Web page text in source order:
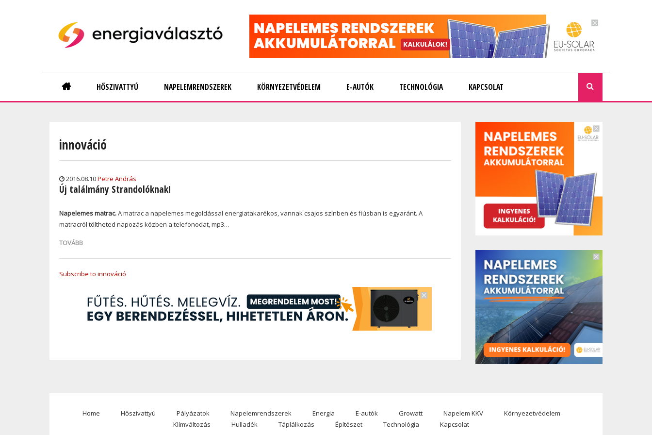
Main
navigation
HŐSZIVATTYÚ NAPELEMRENDSZEREK KÖRNYEZETVÉDELEM E-AUTÓK TECHNOLÓGIA KAPCSOLAT
innováció
2016.08.10Petre András
Új találmány Strandolóknak!
Napelemes matrac.A matrac a napelemes megoldással energiatakarékos, vannak csajos színben és fiúsban is egyaránt. A
matracról töltheted napozás közben a telefonodat, mp3…
TOVÁBB
Subscribe to innováció
Home Hőszivattyú Pályázatok Napelemrendszerek Energia E-autók Growatt Napelem KKV
Környezetvédelem
Klímváltozás
Hulladék Táplálkozás Építészet Technológia Kapcsolat